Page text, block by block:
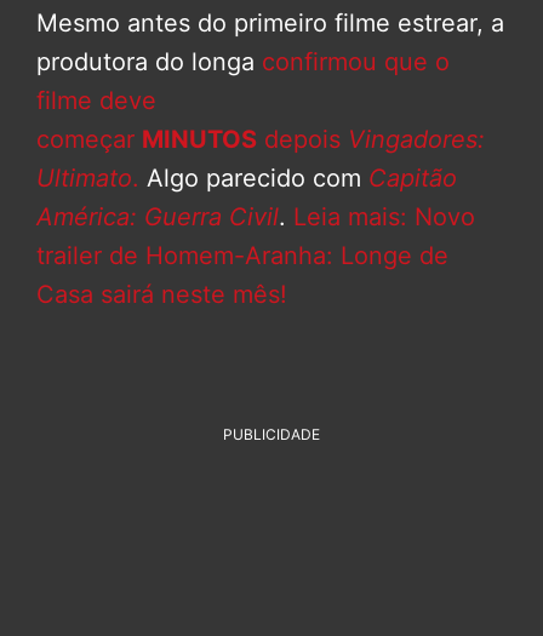
Mesmo antes do primeiro filme estrear, a
produtora do longa confirmou que o
filme deve
começar MINUTOS depois Vingadores:
Ultimato. Algo parecido com Capitão
América: Guerra Civil. Leia mais: Novo
trailer de Homem-Aranha: Longe de
Casa sairá neste mês!
PUBLICIDADE